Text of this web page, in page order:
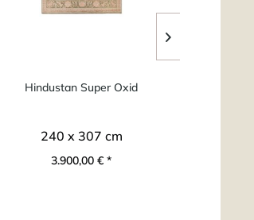
Hindustan Super Oxid
240 x 307 cm
3.900,00 € *